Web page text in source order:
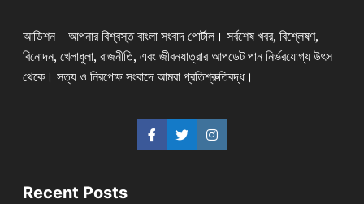
আডিশন – আপনার বিশ্বস্ত বাংলা সংবাদ পোর্টাল। সর্বশেষ খবর, বিশ্লেষণ,
বিনোদন, খেলাধুলা, রাজনীতি, এবং জীবনযাত্রার আপডেট পান নির্ভরযোগ্য উৎস
থেকে। সত্য ও নিরপেক্ষ সংবাদে আমরা প্রতিশ্রুতিবদ্ধ।
Recent Posts